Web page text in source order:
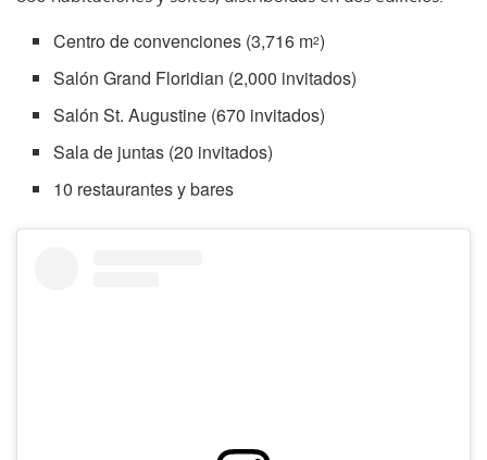
Centro de convenciones (3,716 m2)
Salón Grand Floridian (2,000 invitados)
Salón St. Augustine (670 invitados)
Sala de juntas (20 invitados)
10 restaurantes y bares